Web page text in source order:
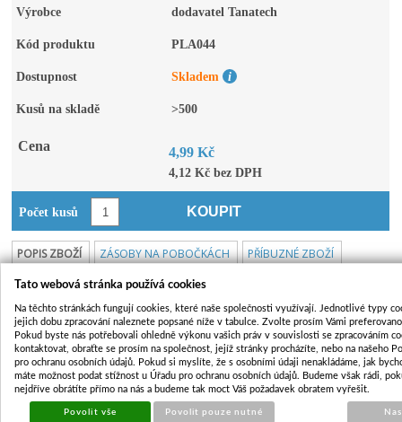
Výrobce dodavatel Tanatech
Kód produktu PLA044
Dostupnost Skladem
Kusů na skladě >500
Cena 4,99 Kč
4,12 Kč bez DPH
Počet kusů KOUPIT
POPIS ZBOŽÍ ZÁSOBY NA POBOČKÁCH PŘÍBUZNÉ ZBOŽÍ
Plastový čep na bočnice přívěsu , návěsu, valníkové nástavby pro zajištění
gumolana plachty, sítě, háčků a podobně.
Čep je vyroben z kvalitního a stabilního plastu. V zadní části včetně
vnitřního žebrování pro zvýšení tuhosti.
Rozměry :
otvor pro nýt nebo šroub průměr 5mm
pro hlavu nýtu průměr 10mm
Tato webová stránka používá cookies
Na těchto stránkách fungují cookies, které naše společnosti využívají. Jednotlivé typy
jejich dobu zpracování naleznete popsané níže v tabulce. Zvolte prosím Vámi
Pokud byste nás potřebovali ohledně výkonu vašich práv v souvislosti se zpracováním
kontaktovat, obraťte se prosím na společnost, jejíž stránky procházíte, nebo na našeho
pro ochranu osobních údajů. Pokud si myslíte, že s osobními údaji nenakládáme, jak
máte možnost podat stížnost u Úřadu pro ochranu osobních údajů. Budeme však rádi,
nejdříve obrátíte přímo na nás a budeme tak moct Váš požadavek obratem vyřešit.
Povolit vše Povolit pouze nutné